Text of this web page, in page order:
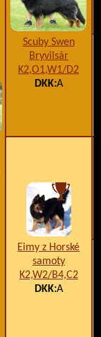
Scuby Swen
Bryvilsár
K2,O1,W1/D2
DKK:A
Eimy z Horské
samoty
K2,W2/B4,C2
DKK:A